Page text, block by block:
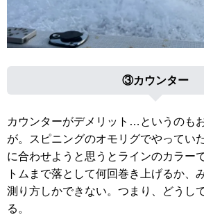
③カウンター
カウンターがデメリット…というのも
が。スピニングのオモリグでやってい
に合わせようと思うとラインのカラー
トムまで落として何回巻き上げるか、
測り方しかできない。つまり、どうし
る。